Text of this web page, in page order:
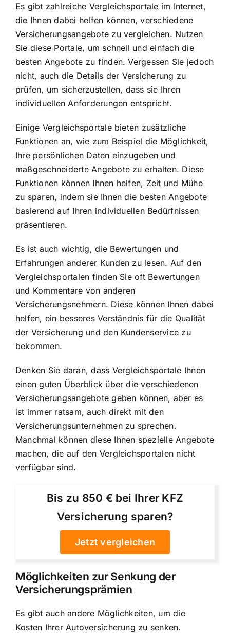
Es gibt zahlreiche Vergleichsportale im Internet,
die Ihnen dabei helfen können, verschiedene
Versicherungsangebote zu vergleichen. Nutzen
Sie diese Portale, um schnell und einfach die
besten Angebote zu finden. Vergessen Sie jedoch
nicht, auch die Details der Versicherung zu
prüfen, um sicherzustellen, dass sie Ihren
individuellen Anforderungen entspricht.
Einige Vergleichsportale bieten zusätzliche
Funktionen an, wie zum Beispiel die Möglichkeit,
Ihre persönlichen Daten einzugeben und
maßgeschneiderte Angebote zu erhalten. Diese
Funktionen können Ihnen helfen, Zeit und Mühe
zu sparen, indem sie Ihnen die besten Angebote
basierend auf Ihren individuellen Bedürfnissen
präsentieren.
Es ist auch wichtig, die Bewertungen und
Erfahrungen anderer Kunden zu lesen. Auf den
Vergleichsportalen finden Sie oft Bewertungen
und Kommentare von anderen
Versicherungsnehmern. Diese können Ihnen dabei
helfen, ein besseres Verständnis für die Qualität
der Versicherung und den Kundenservice zu
bekommen.
Denken Sie daran, dass Vergleichsportale Ihnen
einen guten Überblick über die verschiedenen
Versicherungsangebote geben können, aber es
ist immer ratsam, auch direkt mit den
Versicherungsunternehmen zu sprechen.
Manchmal können diese Ihnen spezielle Angebote
machen, die auf den Vergleichsportalen nicht
verfügbar sind.
Bis zu 850 € bei Ihrer KFZ
Versicherung sparen?
Jetzt vergleichen
Möglichkeiten zur Senkung der
Versicherungsprämien
Es gibt auch andere Möglichkeiten, um die
Kosten Ihrer Autoversicherung zu senken.